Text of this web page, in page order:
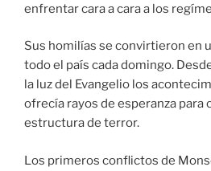
enfrentar cara a cara a los
Sus homilías se convirtieron en
todo el país cada domingo.
la luz del Evangelio los
ofrecía rayos de esperanza para
estructura de terror.
Los primeros conflictos de